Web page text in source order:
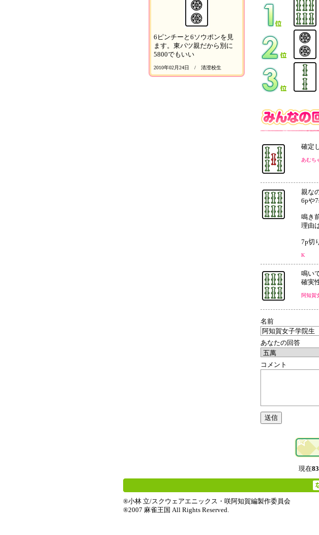
6ピンチーと6ソウポンを見
ます。東パツ親だから別に
5800でもいい
2010年02月24日 / 清澄校生
確定
あむ
親な
6pや
鳴き
理由
7p切
K
鳴い
確実
阿知
名前
あなたの回答
コメント
現在
®小林 立/スクウェアエニックス・咲阿知賀編製作委員会
®2007 麻雀王国 All Rights Reserved.